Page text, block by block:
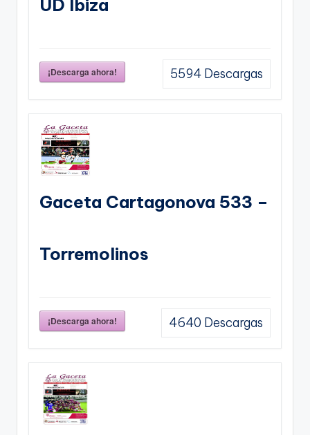
UD Ibiza
¡Descarga ahora! 5594 Descargas
Gaceta Cartagonova 533 –
Torremolinos
¡Descarga ahora! 4640 Descargas